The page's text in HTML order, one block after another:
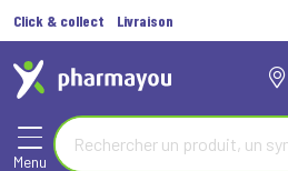
Click & collect Livraison
Menu